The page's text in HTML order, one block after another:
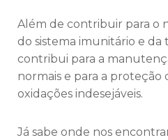
Além de contribuir para o
do sistema imunitário e da
contribui para a
normais e para a proteção
oxidações indesejáveis.
Já sabe onde nos